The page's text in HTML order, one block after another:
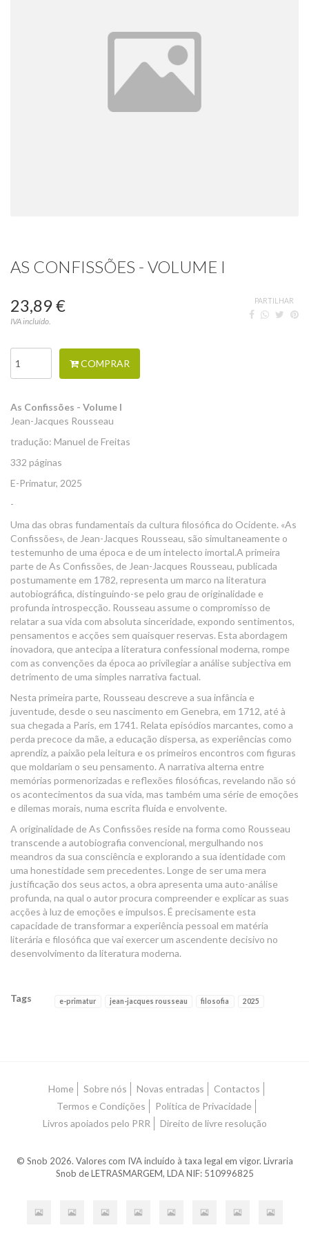
AS CONFISSÕES - VOLUME I
23,89 €
IVA incluído.
PARTILHAR
COMPRAR
As Confissões - Volume I
Jean-Jacques Rousseau
tradução: Manuel de Freitas
332 páginas
E-Primatur, 2025
-
Uma das obras fundamentais da cultura filosófica do Ocidente. «As
Confissões», de Jean-Jacques Rousseau, são simultaneamente o
testemunho de uma época e de um intelecto imortal.A primeira
parte de As Confissões, de Jean-Jacques Rousseau, publicada
postumamente em 1782, representa um marco na literatura
autobiográfica, distinguindo-se pelo grau de originalidade e
profunda introspecção. Rousseau assume o compromisso de
relatar a sua vida com absoluta sinceridade, expondo sentimentos,
pensamentos e acções sem quaisquer reservas. Esta abordagem
inovadora, que antecipa a literatura confessional moderna, rompe
com as convenções da época ao privilegiar a análise subjectiva em
detrimento de uma simples narrativa factual.
Nesta primeira parte, Rousseau descreve a sua infância e
juventude, desde o seu nascimento em Genebra, em 1712, até à
sua chegada a Paris, em 1741. Relata episódios marcantes, como a
perda precoce da mãe, a educação dispersa, as experiências como
aprendiz, a paixão pela leitura e os primeiros encontros com figuras
que moldariam o seu pensamento. A narrativa alterna entre
memórias pormenorizadas e reflexões filosóficas, revelando não só
os acontecimentos da sua vida, mas também uma série de emoções
e dilemas morais, numa escrita fluida e envolvente.
A originalidade de As Confissões reside na forma como Rousseau
transcende a autobiografia convencional, mergulhando nos
meandros da sua consciência e explorando a sua identidade com
uma honestidade sem precedentes. Longe de ser uma mera
justificação dos seus actos, a obra apresenta uma auto-análise
profunda, na qual o autor procura compreender e explicar as suas
acções à luz de emoções e impulsos. É precisamente esta
capacidade de transformar a experiência pessoal em matéria
literária e filosófica que vai exercer um ascendente decisivo no
desenvolvimento da literatura moderna.
Tags e-primatur jean-jacques rousseau filosofia 2025
Home Sobre nós Novas entradas
Contactos
Termos e Condições
Política de Privacidade
Livros apoiados pelo PRR
Direito de livre resolução
© Snob 2026. Valores com IVA incluído à taxa legal em vigor. Livraria
Snob de LETRASMARGEM, LDA NIF: 510996825